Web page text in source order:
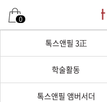
0
톡스앤필 3正
학술활동
톡스앤필 앰버서더